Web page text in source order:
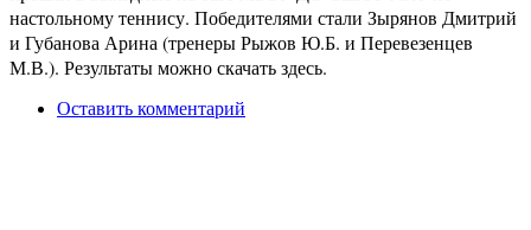
настольному теннису. Победителями стали Зырянов Дмитрий
и Губанова Арина (тренеры Рыжов Ю.Б. и Перевезенцев
М.В.). Результаты можно скачать здесь.
Оставить комментарий